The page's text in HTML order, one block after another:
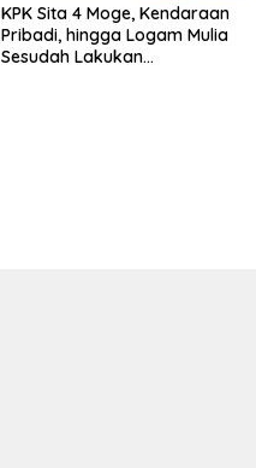
KPK Sita 4 Moge, Kendaraan
Pribadi, hingga Logam Mulia
Sesudah Lakukan